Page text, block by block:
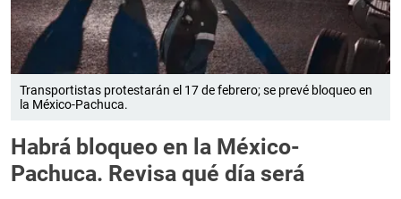
Transportistas protestarán el 17 de febrero; se prevé bloqueo en
la México-Pachuca.
Habrá bloqueo en la México-
Pachuca. Revisa qué día será